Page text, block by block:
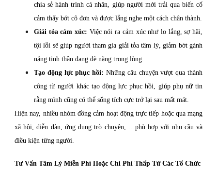
chia sẻ hành trình cá nhân, giúp người mới trải qua biến cố
cảm thấy bớt cô đơn và được lắng nghe một cách chân thành.
Giải tỏa cảm xúc: Việc nói ra cảm xúc như lo lắng, sợ hãi,
tội lỗi sẽ giúp người tham gia giải tỏa tâm lý, giảm bớt gánh
nặng tinh thần đang đè nặng trong lòng.
Tạo động lực phục hồi: Những câu chuyện vượt qua thành
công từ người khác tạo động lực phục hồi, giúp phụ nữ tin
rằng mình cũng có thể sống tích cực trở lại sau mất mát.
Hiện nay, nhiều nhóm đồng cảm hoạt động trực tiếp hoặc qua mạng
xã hội, diễn đàn, ứng dụng trò chuyện,… phù hợp với nhu cầu và
điều kiện từng người.
Tư Vấn Tâm Lý Miễn Phí Hoặc Chi Phí Thấp Từ Các Tổ Chức